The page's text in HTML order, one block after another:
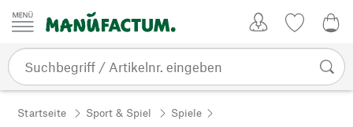
Zum Inhalt springen
Startseite Sport & Spiel
Spiele